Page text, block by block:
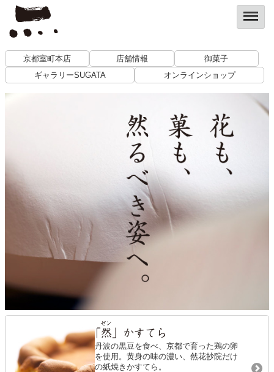
京都室町本店 店舗情報
御菓子
ギャラリーSUGATA
オンラインショップ
丹波の黒豆を食べ、京都で育った鶏の卵
を使用。黄身の味の濃い、然花抄院だけ
の紙焼きかすてら。